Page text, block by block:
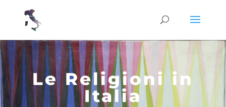
Le Religioni in
Italia